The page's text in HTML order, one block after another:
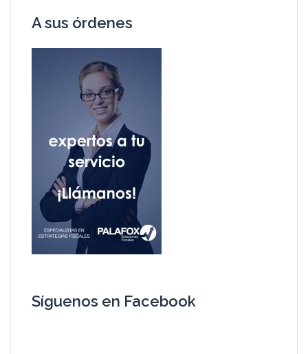
A sus órdenes
Síguenos en Facebook